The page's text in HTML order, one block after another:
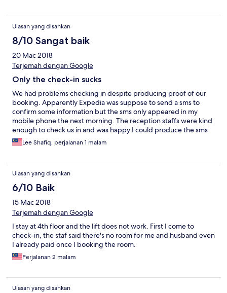
Ulasan yang disahkan
8/10 Sangat baik
20 Mac 2018
Terjemah dengan Google
Only the check-in sucks
We had problems checking in despite producing proof of our
booking. Apparently Expedia was suppose to send a sms to
confirm some information but the sms only appeared in my
mobile phone the next morning. The reception staffs were kind
enough to check us in and was happy I could produce the sms
the next morning as they were not able to perform their duties
and responsibilities without it.
Lee Shafiq, perjalanan 1 malam
Ulasan yang disahkan
6/10 Baik
15 Mac 2018
Terjemah dengan Google
I stay at 4th floor and the lift does not work. First I come to
check-in, the staf said there's no room for me and husband even
I already paid once I booking the room.
Perjalanan 2 malam
Ulasan yang disahkan